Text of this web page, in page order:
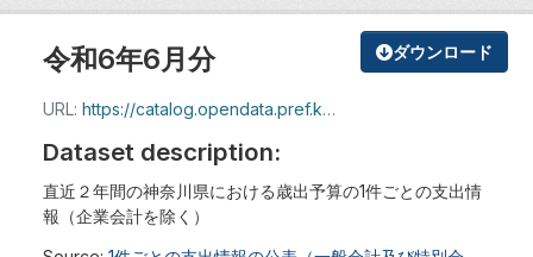
ダウンロード
令和6年6月分
URL: https://catalog.opendata.pref.kanagawa.jp/dataset/377d4fb5-9fa7-4f2a-b82c-d5aa509e300c/resource/0a381cdd-d022-465d-9ba7-0be204adb212/download/2406.pdf
Dataset description:
直近２年間の神奈川県における歳出予算の1件ごとの支出情
報（企業会計を除く）